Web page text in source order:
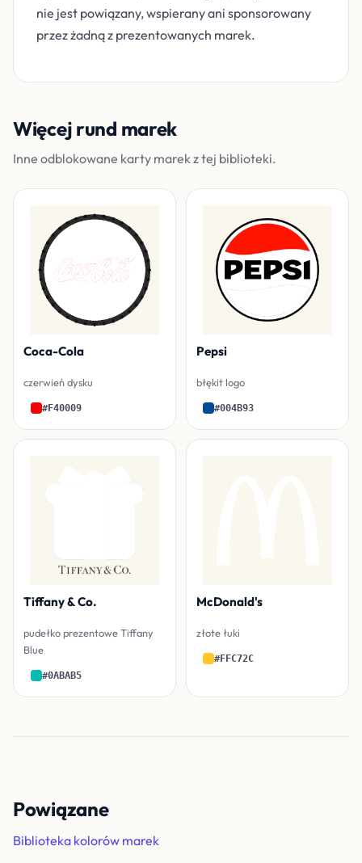
nie jest powiązany, wspierany ani sponsorowany
przez żadną z prezentowanych marek.
Więcej rund marek
Inne odblokowane karty marek z tej biblioteki.
Coca-Cola
czerwień dysku
#F40009
Pepsi
błękit logo
#004B93
Tiffany & Co.
pudełko prezentowe Tiffany
Blue
#0ABAB5
McDonald's
złote łuki
#FFC72C
Powiązane
Biblioteka kolorów marek